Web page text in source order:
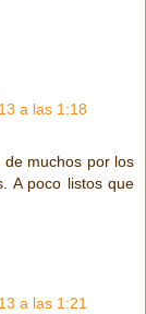
a las 1:18
muchos por los
A poco listos que
a las 1:21